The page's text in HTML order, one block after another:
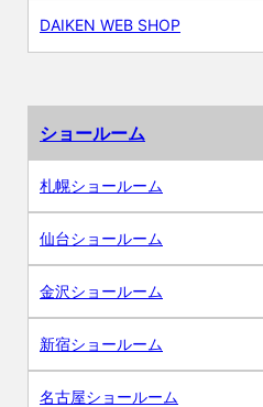
DAIKEN WEB SHOP
ショールーム
札幌ショールーム
仙台ショールーム
金沢ショールーム
新宿ショールーム
名古屋ショールーム